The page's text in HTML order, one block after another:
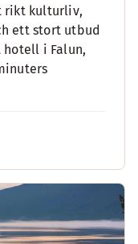
rikt kulturliv,
ett stort utbud
hotell i Falun,